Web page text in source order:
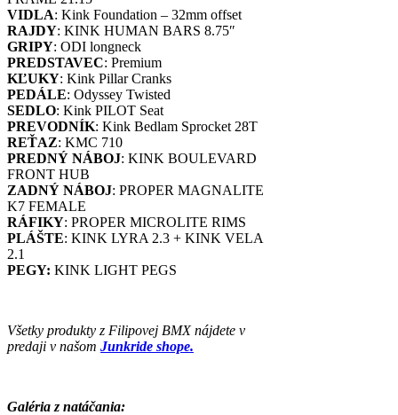
VIDLA: Kink Foundation – 32mm offset
RAJDY: KINK HUMAN BARS 8.75″
GRIPY: ODI longneck
PREDSTAVEC: Premium
KĽUKY: Kink Pillar Cranks
PEDÁLE: Odyssey Twisted
SEDLO: Kink PILOT Seat
PREVODNÍK: Kink Bedlam Sprocket 28T
REŤAZ: KMC 710
PREDNÝ NÁBOJ: KINK BOULEVARD
FRONT HUB
ZADNÝ NÁBOJ: PROPER MAGNALITE
K7 FEMALE
RÁFIKY: PROPER MICROLITE RIMS
PLÁŠTE: KINK LYRA 2.3 + KINK VELA
2.1
PEGY: KINK LIGHT PEGS
Všetky produkty z Filipovej BMX nájdete v
predaji v našom Junkride shope.
Galéria z natáčania: